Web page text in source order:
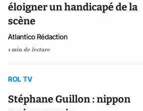
éloigner un handicapé de la
scène
Atlantico Rédaction
1 min de lecture
ROL TV
Stéphane Guillon : nippon